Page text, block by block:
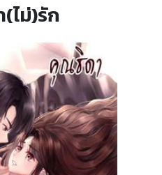
(ไม่)รัก